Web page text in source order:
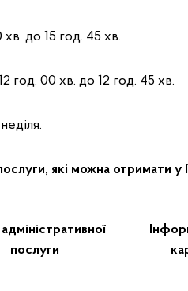
хв. до 15 год. 45 хв.
год. 00 хв. до 12 год. 45 хв.
які можна отримати
послуги